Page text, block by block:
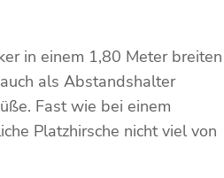
in einem 1,80 Meter breiten
als Abstandshalter
Fast wie bei einem
Platzhirsche nicht viel von